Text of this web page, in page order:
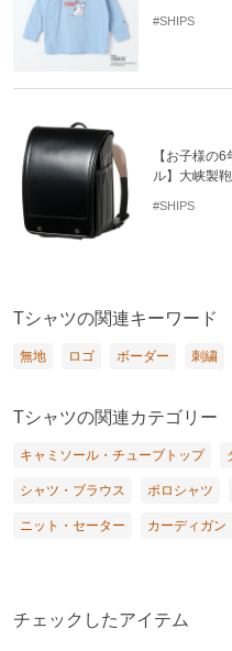
#SHIPS
【お子様の
ル】大峡製
#SHIPS
Tシャツの関連キーワード
無地 ロゴ ボーダー 刺繍
Tシャツの関連カテゴリー
キャミソール・チューブトップ
シャツ・ブラウス ポロシャツ
ニット・セーター カーディガン
チェックしたアイテム